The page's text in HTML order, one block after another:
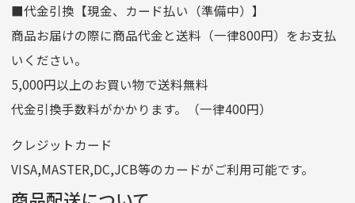
口座名義
株式会社一条
ゆうちょ銀行
ゆうちょ間
記号
14710
他銀行から
店名
■代金引換【現金、カード払い（準備中）】
商品お届けの際に商品代金と送料（一律800円）をお支払
いください。
5,000円以上のお買い物で送料無料
代金引換手数料がかかります。（一律400円）
クレジットカード
VISA,MASTER,DC,JCB等のカードがご利用可能です。